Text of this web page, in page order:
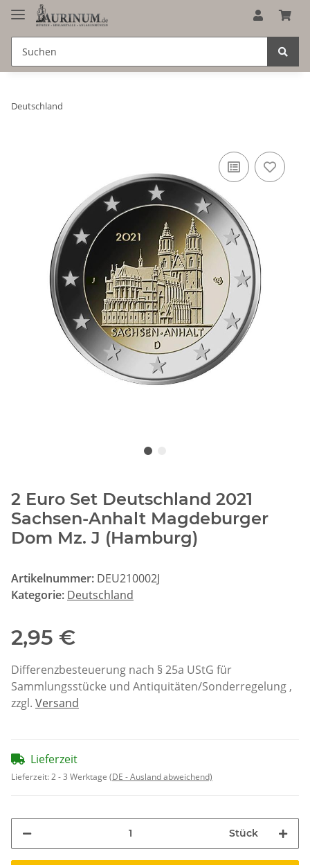
Deutschland
2 Euro Set Deutschland 2021
Sachsen-Anhalt Magdeburger
Dom Mz. J (Hamburg)
Artikelnummer: DEU210002J
Kategorie: Deutschland
2,95 €
Differenzbesteuerung nach § 25a UStG für
Sammlungsstücke und Antiquitäten/Sonderregelung ,
zzgl. Versand
Lieferzeit
Lieferzeit:2 - 3 Werktage (DE - Ausland abweichend)
Stück